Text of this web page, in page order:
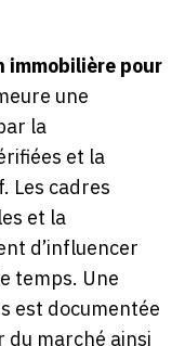
immobilière pour
une
la
et la
Les cadres
et la
d’influencer
temps. Une
est documentée
du marché ainsi